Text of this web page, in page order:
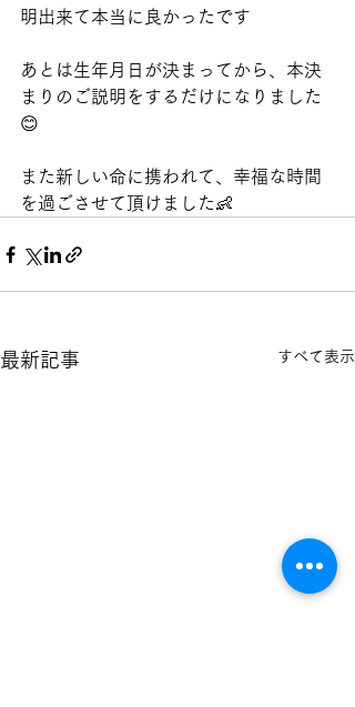
明出来て本当に良かったです
あとは生年月日が決まってから、本決
まりのご説明をするだけになりました
😊
また新しい命に携われて、幸福な時間
を過ごさせて頂けました👶
最新記事 すべて表示